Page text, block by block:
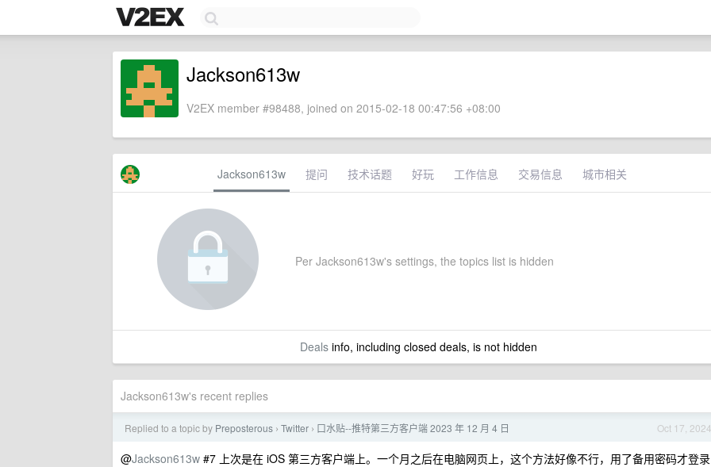
Jackson613w
V2EX member #98488, joined on 2015-02-18 00:47:56 +08:00
Jackson613w 提问 技术话题 好玩 工作信息 交易信息 城市相关
Per Jackson613w's settings, the topics list is hidden
Dealsinfo, including closed deals, is not hidden
Jackson613w's recent replies
Oct 17, 2024
Replied to a topic by Preposterous › Twitter › 口水贴--推特第三方客户端 2023 年 12 月 4 日
@Jackson613w #7 上次是在 iOS 第三方客户端上。一个月之后在电脑网页上，这个方法好像不行，用了备用密码才登录